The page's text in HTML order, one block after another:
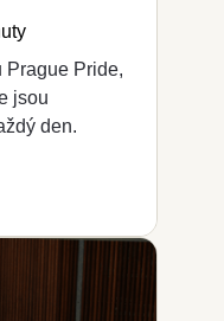
Prague Pride,
jsou
den.